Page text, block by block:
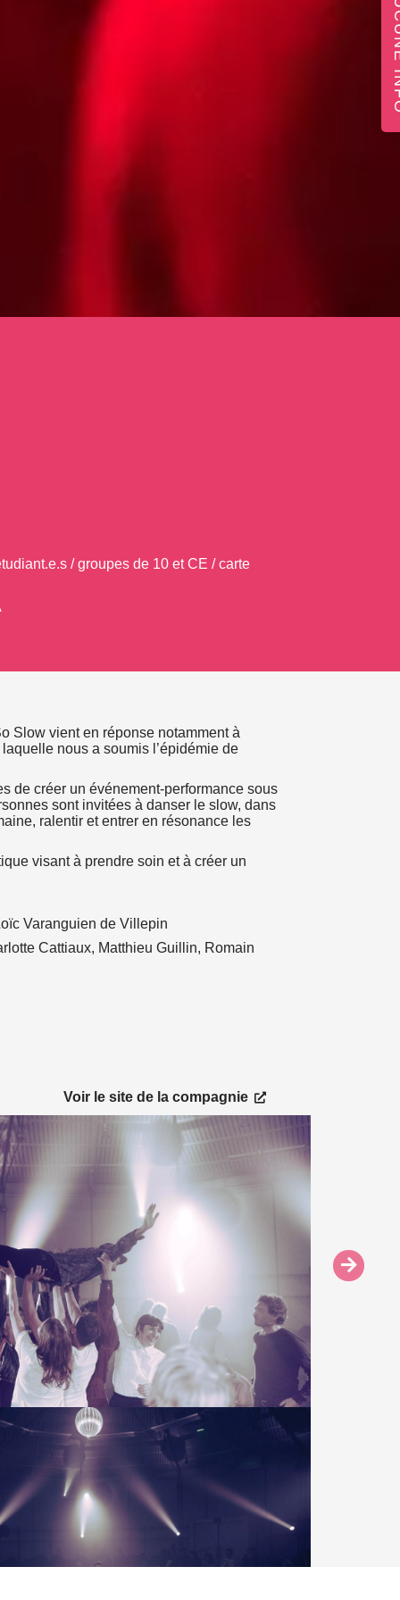
/ groupes de 10 et CE / carte
Slow vient en réponse notamment à
nous a soumis l’épidémie de
de créer un événement-performance sous
sont invitées à danser le slow, dans
ralentir et entrer en résonance les
visant à prendre soin et à créer un
Varanguien de Villepin
Cattiaux, Matthieu Guillin, Romain
Consulter le site
Voir le site de la compagnie